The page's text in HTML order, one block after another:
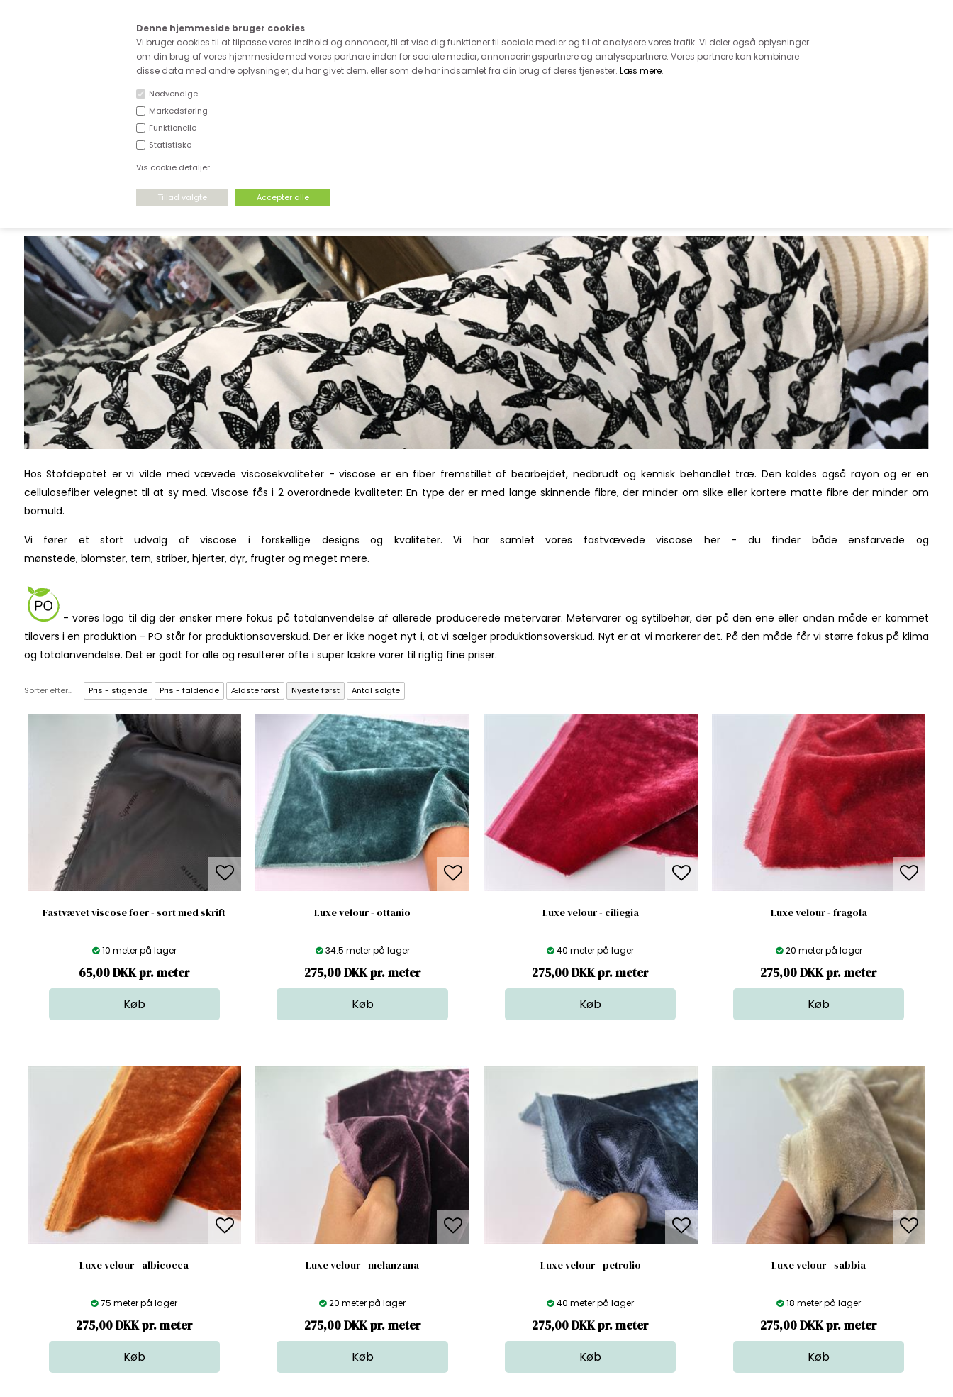
Denne hjemmeside bruger cookies
Vi bruger cookies til at tilpasse vores indhold og annoncer, til at vise dig funktioner til sociale medier og til at analysere vores trafik. Vi deler også oplysninger
om din brug af vores hjemmeside med vores partnere inden for sociale medier, annonceringspartnere og analysepartnere. Vores partnere kan kombinere
disse data med andre oplysninger, du har givet dem, eller som de har indsamlet fra din brug af deres tjenester. Læs mere.
Nødvendige
Markedsføring
Funktionelle
Statistiske
Vis cookie detaljer
Fri fragt ved køb for over 600.-
DEADSTOCK
Hos Stofdepotet er vi vilde med vævede viscosekvaliteter - viscose er en fiber fremstillet af bearbejdet, nedbrudt og kemisk behandlet træ. Den kaldes også rayon og er en
cellulosefiber velegnet til at sy med. Viscose fås i 2 overordnede kvaliteter: En type der er med lange skinnende fibre, der minder om silke eller kortere matte fibre der minder om
bomuld.
Vi fører et stort udvalg af viscose i forskellige designs og kvaliteter. Vi har samlet vores fastvævede viscose her - du finder både ensfarvede og
mønstede, blomster, tern, striber, hjerter, dyr, frugter og meget mere.
- vores logo til dig der ønsker mere fokus på totalanvendelse af allerede producerede metervarer. Metervarer og sytilbehør, der på den ene eller anden måde er kommet
tilovers i en produktion - PO står for produktionsoverskud. Der er ikke noget nyt i, at vi sælger produktionsoverskud. Nyt er at vi markerer det. På den måde får vi større fokus på klima
og totalanvendelse. Det er godt for alle og resulterer ofte i super lækre varer til rigtig fine priser.
Sorter efter... Pris - stigende Pris - faldende Ældste først Nyeste først Antal solgte
Fastvævet viscose foer - sort med skrift
10 meter på lager
65,00 DKK pr. meter
Luxe velour - ottanio
34.5 meter på lager
275,00 DKK pr. meter
Luxe velour - ciliegia
40 meter på lager
275,00 DKK pr. meter
Luxe velour - fragola
20 meter på lager
275,00 DKK pr. meter
Luxe velour - albicocca
75 meter på lager
275,00 DKK pr. meter
Luxe velour - melanzana
20 meter på lager
275,00 DKK pr. meter
Luxe velour - petrolio
40 meter på lager
275,00 DKK pr. meter
Luxe velour - sabbia
18 meter på lager
275,00 DKK pr. meter